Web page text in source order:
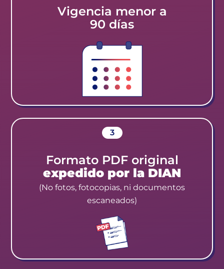
Vigencia menor a
90 días
3
Formato PDF original
expedido por la DIAN
(No fotos, fotocopias, ni documentos
escaneados)